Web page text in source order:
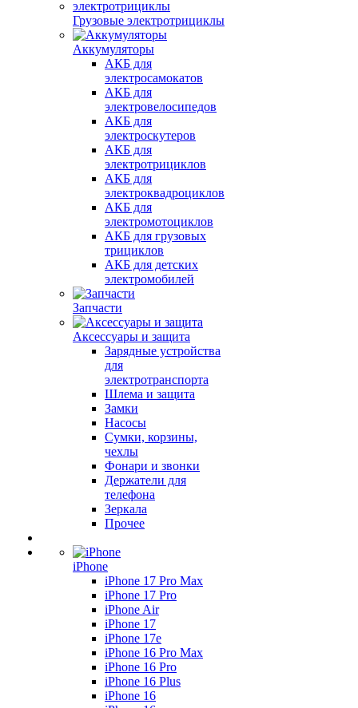
Грузовые электротрициклы
Аккумуляторы
АКБ для
электросамокатов
АКБ для
электровелосипедов
АКБ для
электроскутеров
АКБ для
электротрициклов
АКБ для
электроквадроциклов
АКБ для
электромотоциклов
АКБ для грузовых
трициклов
АКБ для детских
электромобилей
Запчасти
Аксессуары и защита
Зарядные устройства
для
электротранспорта
Шлема и защита
Замки
Насосы
Сумки, корзины,
чехлы
Фонари и звонки
Держатели для
телефона
Зеркала
Прочее
iPhone
iPhone 17 Pro Max
iPhone 17 Pro
iPhone Air
iPhone 17
iPhone 17e
iPhone 16 Pro Max
iPhone 16 Pro
iPhone 16 Plus
iPhone 16